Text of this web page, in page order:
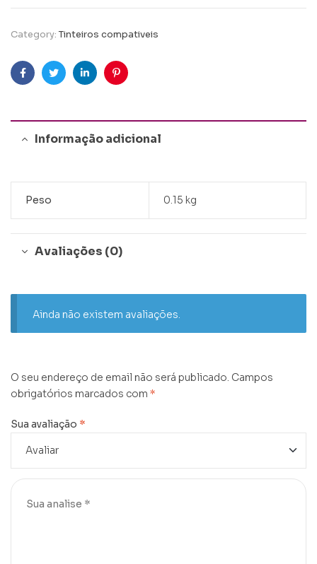
Category: Tinteiros compativeis
FacebookTwitterLinkedinPinterest
Informação adicional
Peso 0.15 kg
Avaliações (0)
Ainda não existem avaliações.
O seu endereço de email não será publicado. Campos
obrigatórios marcados com *
Sua avaliação *